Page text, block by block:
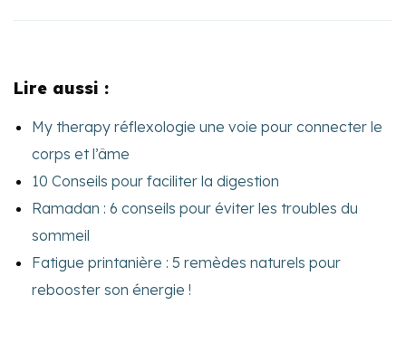
Lire aussi :
My therapy réflexologie une voie pour connecter le
corps et l’âme
10 Conseils pour faciliter la digestion
Ramadan : 6 conseils pour éviter les troubles du
sommeil
Fatigue printanière : 5 remèdes naturels pour
rebooster son énergie !